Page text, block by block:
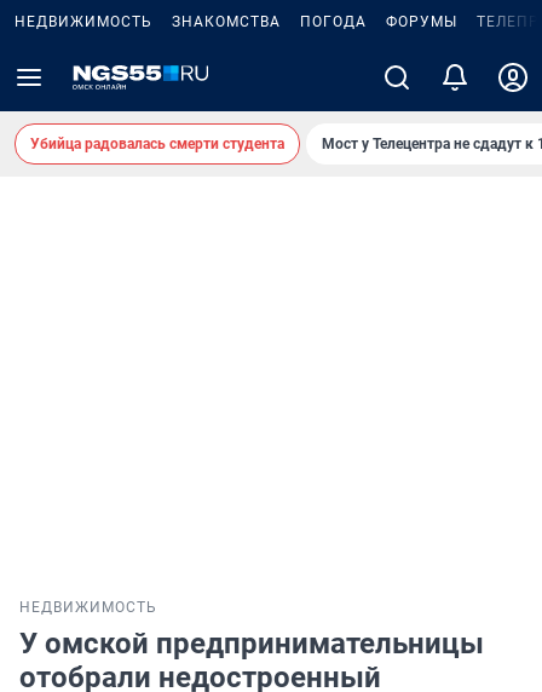
НЕДВИЖИМОСТЬ ЗНАКОМСТВА ПОГОДА ФОРУМЫ
Убийца радовалась смерти студента Мост у Телецентра не сдадут к
НЕДВИЖИМОСТЬ
У омской предпринимательницы
отобрали недостроенный